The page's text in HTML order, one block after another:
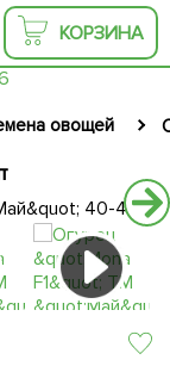
КОРЗИНА
овощей